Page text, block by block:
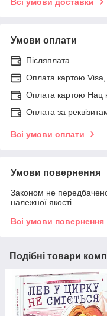
Умови оплати
Післяплата
Оплата картою
Оплата картою
Оплата за
Всі умови оплати
Умови повернення
Законом не
належної якості
Всі умови повернення
Подібні товари